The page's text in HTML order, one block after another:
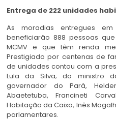
Entrega de 222 unidades
As moradias entregues
beneficiarão 888 pessoas
MCMV e que têm renda
Prestigiado por centenas de
de unidades contou com a
Lula da Silva; do ministro
governador do Pará,
Abaetetuba, Francineti
Habitação da Caixa, Inês
parlamentares.